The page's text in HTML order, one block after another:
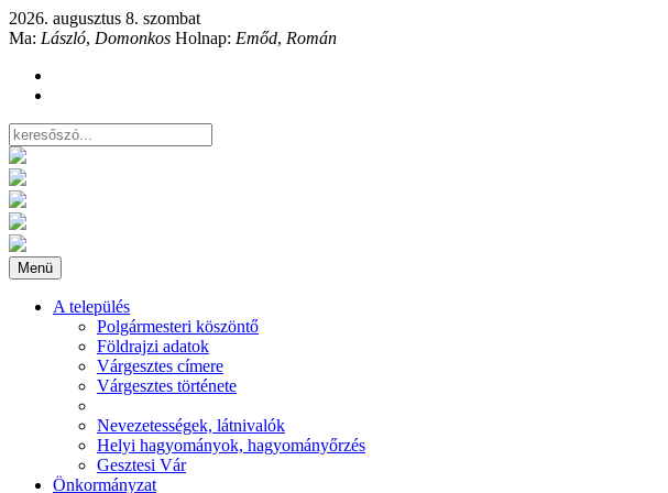
2026. augusztus 8. szombat
Ma: László, Domonkos Holnap: Emőd, Román
Menü
A település
Polgármesteri köszöntő
Földrajzi adatok
Várgesztes címere
Várgesztes története
Nevezetességek, látnivalók
Helyi hagyományok, hagyományőrzés
Gesztesi Vár
Önkormányzat